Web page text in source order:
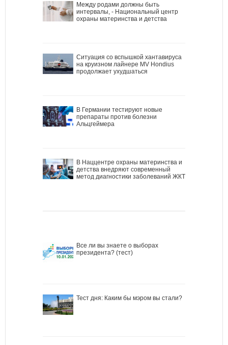
Между родами должны быть
интервалы, - Национальный центр
охраны материнства и детства
Ситуация со вспышкой хантавируса
на круизном лайнере MV Hondius
продолжает ухудшаться
В Германии тестируют новые
препараты против болезни
Альцгеймера
В Наццентре охраны материнства и
детства внедряют современный
метод диагностики заболеваний ЖКТ
Все ли вы знаете о выборах
президента? (тест)
Тест дня: Каким бы мэром вы стали?